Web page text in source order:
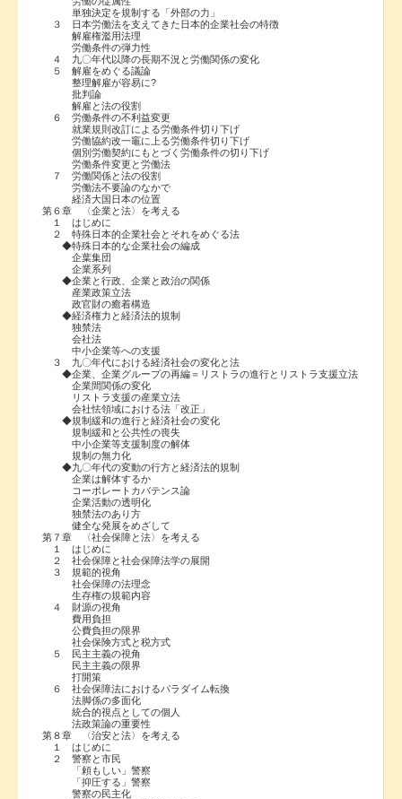
単独決定を規制する「外部の力」
３ 日本労働法を支えてきた日本的企業社会の特徴
解雇権濫用法理
労働条件の弾力性
４ 九〇年代以降の長期不況と労働関係の変化
５ 解雇をめぐる議論
整理解雇が容易に?
批判論
解雇と法の役割
６ 労働条件の不利益変更
就業規則改訂による労働条件切り下げ
労働協約改一竈に上る労働条件切り下げ
個別労働契約にもとづく労働条件の切り下げ
労働条件変更と労働法
７ 労働関係と法の役割
労働法不要論のなかで
経済大国日本の位置
第６章 〈企業と法〉を考える
１ はじめに
２ 特殊日本的企業社会とそれをめぐる法
◆特殊日本的な企業社会の編成
企葉集団
企業系列
◆企業と行政、企業と政治の関係
産業政策立法
政官財の癒着構造
◆経済権力と経済法的規制
独禁法
会社法
中小企業等への支援
３ 九〇年代における経済社会の変化と法
◆企業、企業グループの再編＝リストラの進行とリストラ支援立法
企業間関係の変化
リストラ支援の産業立法
会社怯領域における法「改正」
◆規制緩和の進行と経済社会の変化
規制緩和と公共性の喪失
中小企業等支援制度の解体
規制の無力化
◆九〇年代の変動の行方と経済法的規制
企業は解体するか
コーポレートカバテンス論
企業活動の透明化
独禁法のあり方
健全な発展をめざして
第７章 〈社会保障と法〉を考える
１ はじめに
２ 社会保障と社会保障法学の展開
３ 規範的視角
社会保障の法理念
生存権の規範内容
４ 財源の視角
費用負担
公費負担の限界
社会保険方式と税方式
５ 民主主義の視角
民主主義の限界
打開策
６ 社会保障法におけるパラダイム転換
法脚係の多面化
統合的視点としての個人
法政策論の重要性
第８章 〈治安と法〉を考える
１ はじめに
２ 警察と市民
「頼もしい」警察
「抑圧する」警察
警察の民主化